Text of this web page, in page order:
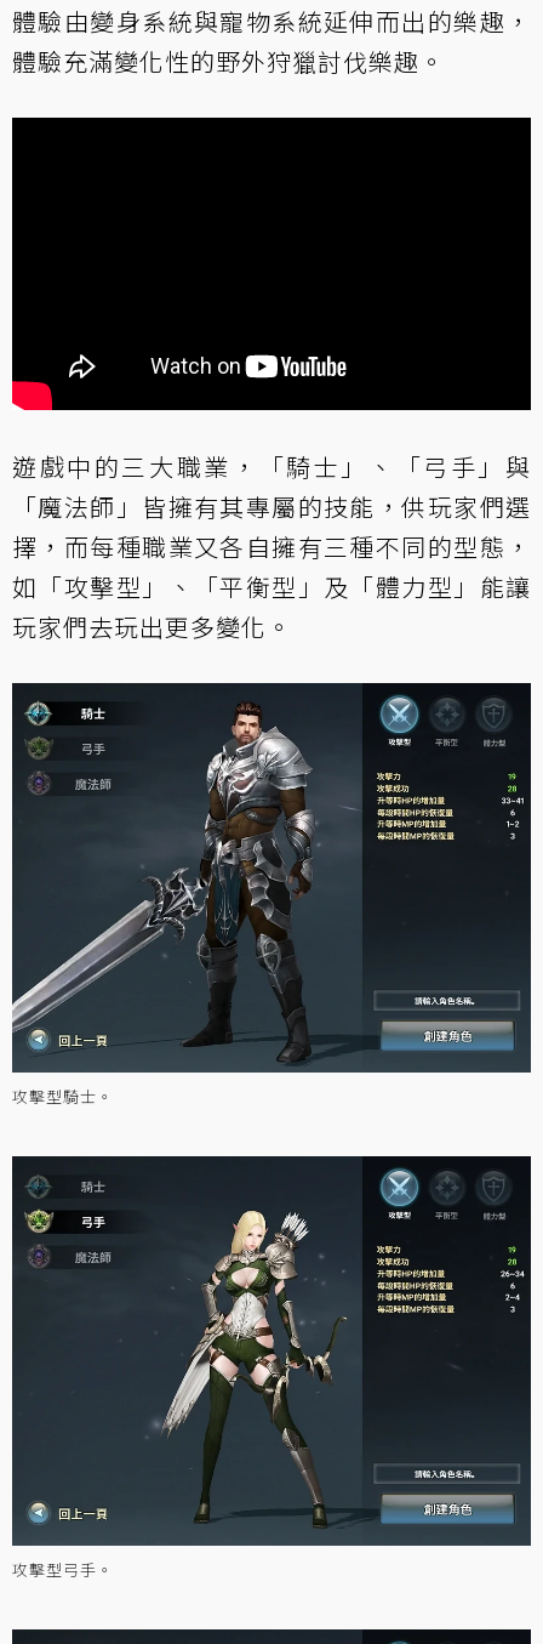
體驗由變身系統與寵物系統延伸而出的樂趣，
體驗充滿變化性的野外狩獵討伐樂趣。
遊戲中的三大職業，「騎士」、「弓手」與
「魔法師」皆擁有其專屬的技能，供玩家們選
擇，而每種職業又各自擁有三種不同的型態，
如「攻擊型」、「平衡型」及「體力型」能讓
玩家們去玩出更多變化。
攻擊型騎士。
攻擊型弓手。